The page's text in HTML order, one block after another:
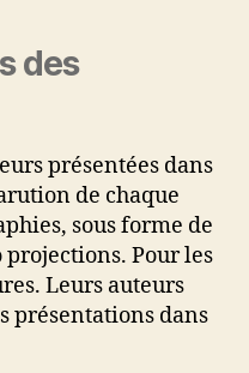
des
présentées dans
de chaque
sous forme de
Pour les
Leurs auteurs
présentations dans